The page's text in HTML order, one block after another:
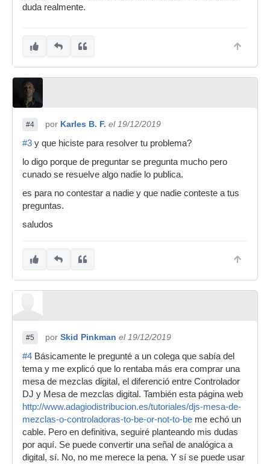
duda realmente.
#4 por Karles B. F. el 19/12/2019
#3 y que hiciste para resolver tu problema?
lo digo porque de preguntar se pregunta mucho pero
cunado se resuelve algo nadie lo publica.
es para no contestar a nadie y que nadie conteste a tus
preguntas.
saludos
#5 por Skid Pinkman el 19/12/2019
#4 Básicamente le pregunté a un colega que sabía del
tema y me explicó que lo rentaba más era comprar una
mesa de mezclas digital, el diferenció entre Controlador
DJ y Mesa de mezclas digital. También esta página web
http://www.adagiodistribucion.es/tutoriales/djs-mesa-de-
mezclas-o-controladoras-to-be-or-not-to-be me echó un
cable. Pero en definitiva, seguiré planteando mis dudas
por aquí. Se puede convertir una señal de analógica a
digital, sí. No, no me merece la pena. Y sí se puede usar